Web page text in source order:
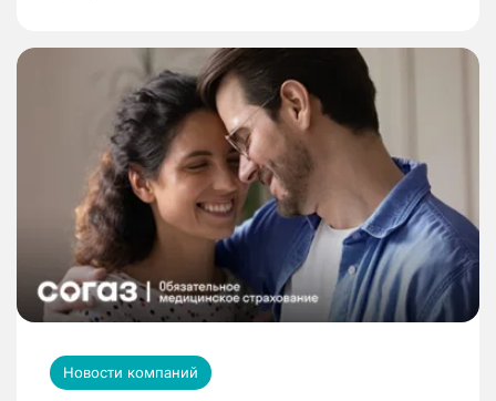
Новости компаний